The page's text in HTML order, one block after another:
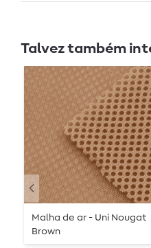
Talvez também
Malha de ar - Uni Nougat
Brown